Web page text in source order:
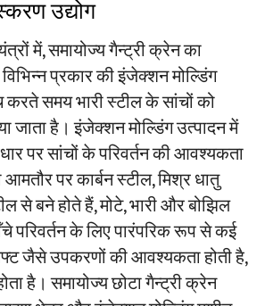
उद्योग
में, समायोज्य गैन्ट्री क्रेन का
प्रकार की इंजेक्शन मोल्डिंग
करते समय भारी स्टील के सांचों को
जाता है। इंजेक्शन मोल्डिंग उत्पादन में
पर सांचों के परिवर्तन की आवश्यकता
पर कार्बन स्टील, मिश्र धातु
से बने होते हैं, मोटे, भारी और बोझिल
परिवर्तन के लिए पारंपरिक रूप से कई
जैसे उपकरणों की आवश्यकता होती है,
है। समायोज्य छोटा गैन्ट्री क्रेन